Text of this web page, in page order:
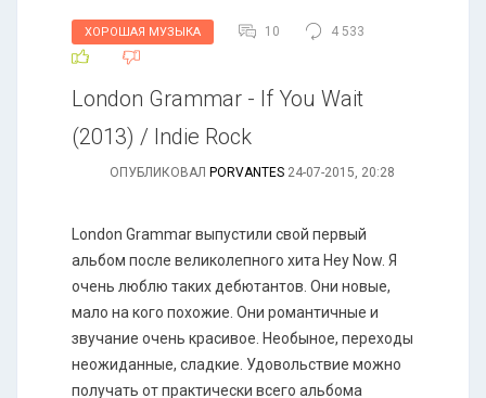
ХОРОШАЯ МУЗЫКА 10 4 533
London Grammar - If You Wait
(2013) / Indie Rock
ОПУБЛИКОВАЛ PORVANTES 24-07-2015, 20:28
London Grammar выпустили свой первый
альбом после великолепного хита Hey Now. Я
очень люблю таких дебютантов. Они новые,
мало на кого похожие. Они романтичные и
звучание очень красивое. Необыное, переходы
неожиданные, сладкие. Удовольствие можно
получать от практически всего альбома